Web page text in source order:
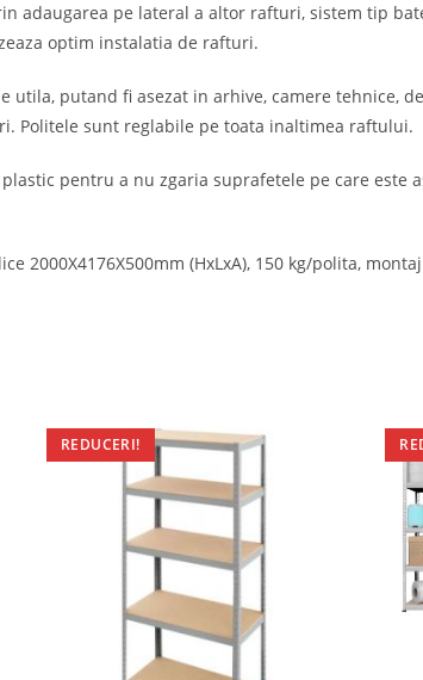
adaugarea pe lateral a altor rafturi, sistem tip
optim instalatia de rafturi.
utila, putand fi asezat in arhive, camere tehnice,
Politele sunt reglabile pe toata inaltimea raftului.
pentru a nu zgaria suprafetele pe care este
2000X4176X500mm (HxLxA), 150 kg/polita,
REDUCERI!